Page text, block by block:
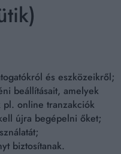
és eszközeikről;
beállításait, amelyek
pl. online tranzakciók
újra begépelni őket;
biztosítanak.